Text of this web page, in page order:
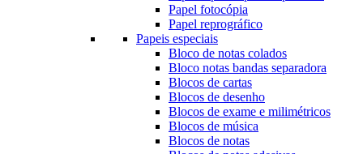
Papel fotocópia
Papel reprográfico
Papeis especiais
Bloco de notas colados
Bloco notas bandas separadora
Blocos de cartas
Blocos de desenho
Blocos de exame e milimétricos
Blocos de música
Blocos de notas